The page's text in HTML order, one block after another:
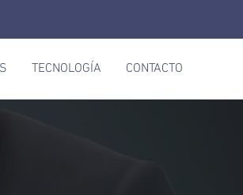
TECNOLOGÍA CONTACTO